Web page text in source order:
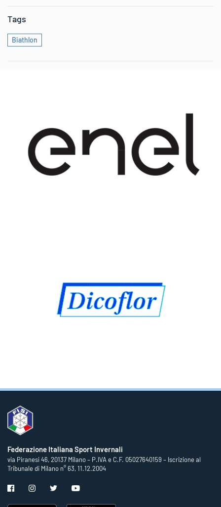
Tags
Biathlon
Federazione Italiana Sport Invernali
via Piranesi 46, 20137 Milano – P.IVA e C.F. 05027640159 – Iscrizione al
Tribunale di Milano n° 63, 11.12.2004